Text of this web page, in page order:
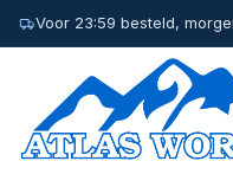
Voor 23:59 besteld,